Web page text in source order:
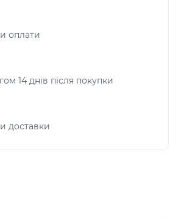
оплати
14 днів після покупки
доставки